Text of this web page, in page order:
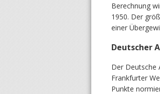
Berechnung
1950. Der
einer
Deutscher
Der Deutsche
Frankfurter
Punkte